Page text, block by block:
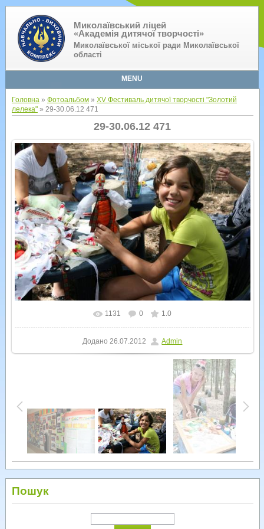
Миколаївський ліцей
«Академія дитячої творчості»
Миколаївської міської ради Миколаївської
області
MENU
Головна» Фотоальбом» XV Фестиваль дитячої творчості "Золотий
лелека"» 29-30.06.12 471
29-30.06.12 471
У реальному розмірі 800x533
1131 0 1.0
Додано 26.07.2012 Admin
Пошук